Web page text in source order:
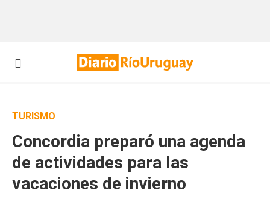
TURISMO
Concordia preparó una agenda
de actividades para las
vacaciones de invierno